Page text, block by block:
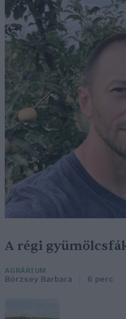
A régi
AGRÁRIUM
Börzsey Barbara 6 perc